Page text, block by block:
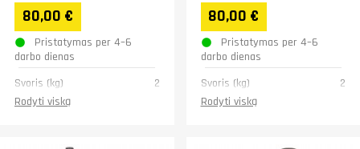
80,00 €
Pristatymas per 4–6
darbo dienas
Svoris (kg)
2
Rodyti viską
80,00 €
Pristatymas per 4–6
darbo dienas
Svoris (kg)
2
Rodyti viską